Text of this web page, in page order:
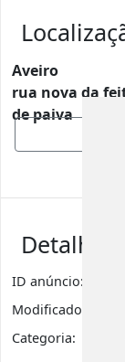
Aveiro
rua nova da
de paiva
ID anúncio:
Modificado:
Categoria: